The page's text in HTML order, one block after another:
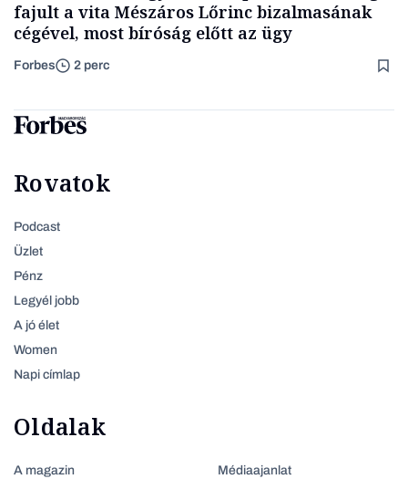
fajult a vita Mészáros Lőrinc bizalmasának
cégével, most bíróság előtt az ügy
Forbes 2 perc
Rovatok
Podcast
Üzlet
Pénz
Legyél jobb
A jó élet
Women
Napi címlap
Oldalak
A magazin
Médiaajanlat